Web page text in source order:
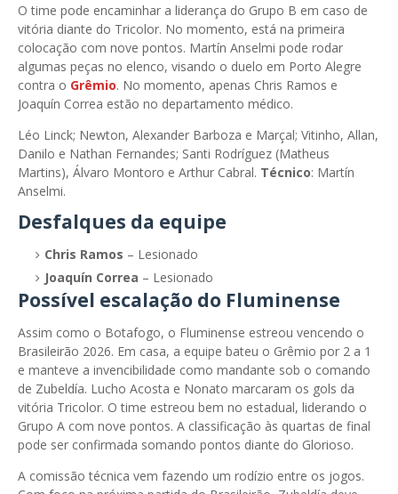
O time pode encaminhar a liderança do Grupo B em caso de
vitória diante do Tricolor. No momento, está na primeira
colocação com nove pontos. Martín Anselmi pode rodar
algumas peças no elenco, visando o duelo em Porto Alegre
contra o Grêmio. No momento, apenas Chris Ramos e
Joaquín Correa estão no departamento médico.
Léo Linck; Newton, Alexander Barboza e Marçal; Vitinho, Allan,
Danilo e Nathan Fernandes; Santi Rodríguez (Matheus
Martins), Álvaro Montoro e Arthur Cabral. Técnico: Martín
Anselmi.
Desfalques da equipe
Chris Ramos – Lesionado
Joaquín Correa – Lesionado
Possível escalação do Fluminense
Assim como o Botafogo, o Fluminense estreou vencendo o
Brasileirão 2026. Em casa, a equipe bateu o Grêmio por 2 a 1
e manteve a invencibilidade como mandante sob o comando
de Zubeldía. Lucho Acosta e Nonato marcaram os gols da
vitória Tricolor. O time estreou bem no estadual, liderando o
Grupo A com nove pontos. A classificação às quartas de final
pode ser confirmada somando pontos diante do Glorioso.
A comissão técnica vem fazendo um rodízio entre os jogos.